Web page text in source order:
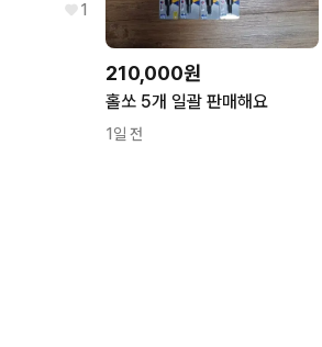
1
210,000원
홀쏘 5개 일괄 판매해요
1일 전